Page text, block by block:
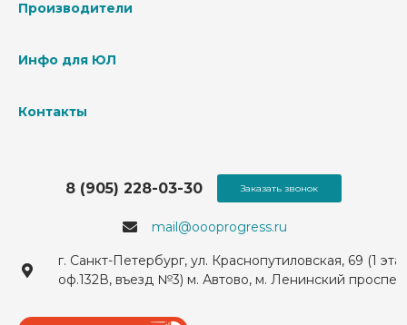
Производители
Инфо для ЮЛ
Контакты
mail@oooprogress.ru
8 (905) 228-03-30
г. Санкт-Петербург, ул. Краснопутиловская, 69 (1
оф.132В, въезд №3) м. Автово, м. Ленинский
Заказать звонок